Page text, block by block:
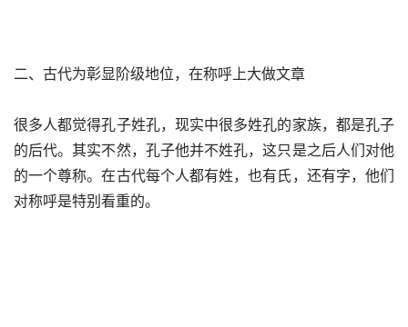
二、古代为彰显阶级地位，在称呼上大做文章
很多人都觉得孔子姓孔，现实中很多姓孔的家族，都是孔子
的后代。其实不然，孔子他并不姓孔，这只是之后人们对他
的一个尊称。在古代每个人都有姓，也有氏，还有字，他们
对称呼是特别看重的。